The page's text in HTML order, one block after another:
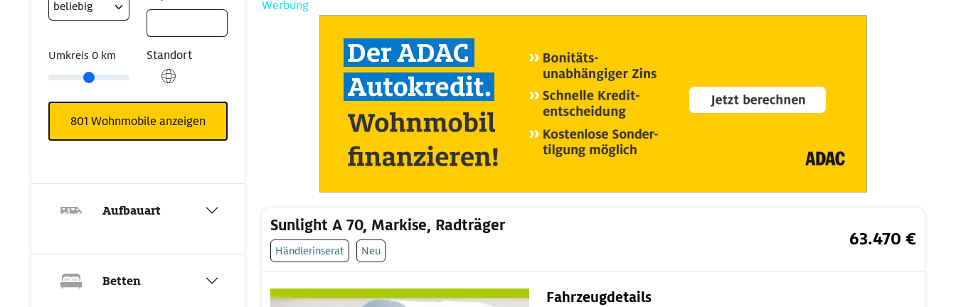
Werbung
Sunlight A 70, Markise, Radträger
Händlerinserat Neu
63.470 €
Fahrzeugdetails
Umkreis 0 km Standort
801 Wohnmobile anzeigen
Aufbauart
Betten